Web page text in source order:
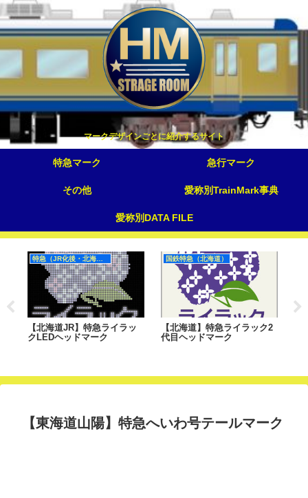
マークデザインごとに紹介するサイト
特急マーク 急行マーク
その他 愛称別TrainMark事典
愛称別DATA FILE
特急（JR化後・北海道）
【北海道JR】特急ライラッ
クLEDヘッドマーク
国鉄特急（北海道）
【北海道】特急ライラック2
代目ヘッドマーク
【東海道山陽】特急へいわ号テールマーク